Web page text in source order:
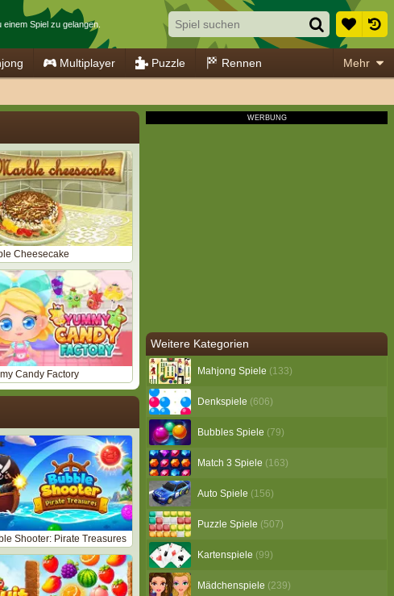
Spiel zu gelangen.
Multiplayer Puzzle Rennen Mehr
Cheesecake
Candy Factory
Shooter: Pirate Treasures
Weitere Kategorien
Mahjong Spiele (133)
Denkspiele (606)
Bubbles Spiele (79)
Match 3 Spiele (163)
Auto Spiele (156)
Puzzle Spiele (507)
Kartenspiele (99)
Mädchenspiele (239)